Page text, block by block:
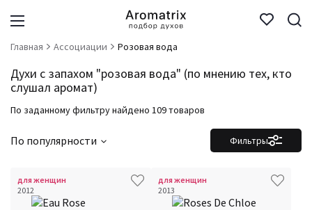
Главная Ассоциации Розовая вода
Духи с запахом "розовая вода" (по мнению тех, кто
слушал аромат)
По заданному фильтру найдено 109 товаров
Фильтры
По популярности
для женщин
2012
для женщин
2013